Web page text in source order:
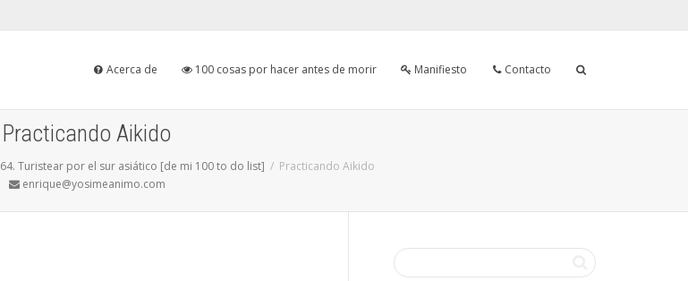
Acerca de 100 cosas por hacer antes de morir Manifiesto Contacto
Practicando Aikido
64. Turistear por el sur asiático [de mi 100 to do list]
Practicando Aikido
enrique@yosimeanimo.com